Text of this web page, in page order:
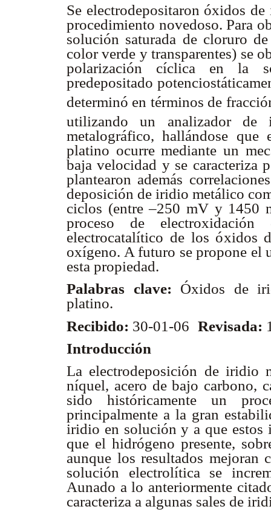
Se electrodepositaron óxidos
procedimiento novedoso. Para
solución saturada de cloruro
color verde y transparentes) se
polarización cíclica en la
predepositado
determinó en términos de
utilizando un analizador de
metalográfico, hallándose
platino ocurre mediante un
baja velocidad y se caracteriza
plantearon además
deposición de iridio metálico
ciclos (entre –250 mV y 1450
proceso de
electrocatalítico de los
oxígeno. A futuro se propone el
esta propiedad.
Palabras clave: Óxidos de
platino.
Recibido: 30-01-06 Revisada:
Introducción
La electrodeposición de iridio
níquel, acero de bajo carbono,
sido históricamente un
principalmente a la gran
iridio en solución y a que estos
que el hidrógeno presente,
aunque los resultados mejoran
solución electrolítica se
Aunado a lo anteriormente
caracteriza a algunas sales de